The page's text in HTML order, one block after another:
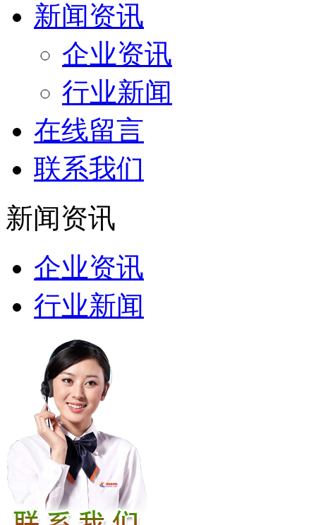
新闻资讯
企业资讯
行业新闻
在线留言
联系我们
新闻资讯
企业资讯
行业新闻